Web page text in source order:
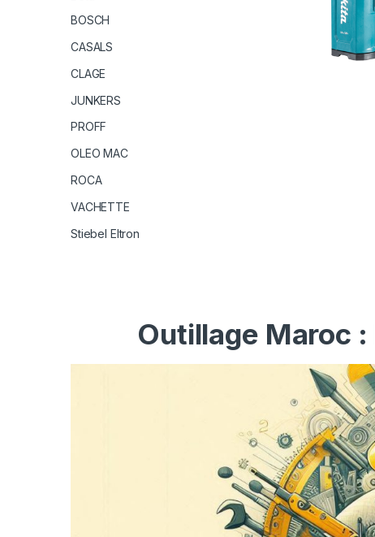
BOSCH
CASALS
CLAGE
JUNKERS
PROFF
OLEO MAC
ROCA
VACHETTE
Stiebel Eltron
Outillage Maroc :